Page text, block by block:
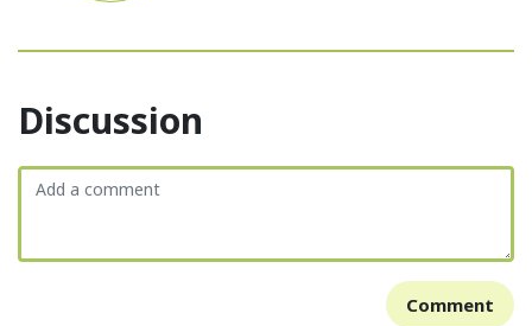
Discussion
Comment